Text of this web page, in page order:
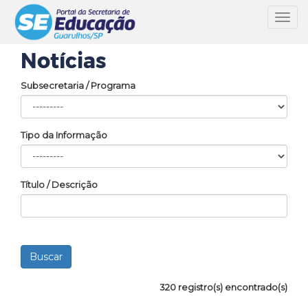
Notícias
Subsecretaria / Programa
Tipo da Informação
Título / Descrição
320 registro(s) encontrado(s)